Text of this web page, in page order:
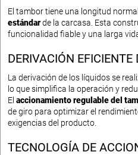
El tambor tiene una longitud
estándarde la carcasa. Esta
funcionalidad fiable y una larga
DERIVACIÓN EFICIENTE
La derivación de los líquidos se
lo que simplifica la operación y
El accionamiento regulable del
de giro para optimizar el
exigencias del producto.
TECNOLOGÍA DE